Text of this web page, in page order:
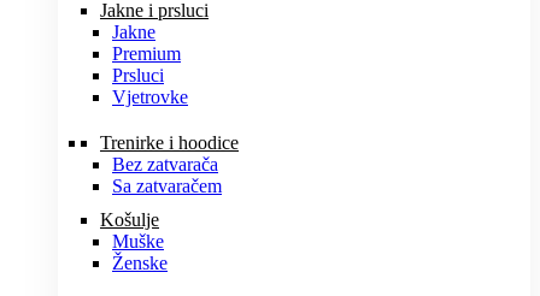
Jakne i prsluci
Jakne
Premium
Prsluci
Vjetrovke
Trenirke i hoodice
Bez zatvarača
Sa zatvaračem
Košulje
Muške
Ženske